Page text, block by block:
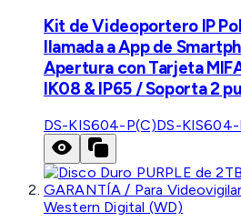
Kit de Videoportero IP
llamada a App de
Apertura con Tarjeta
IK08 & IP65 / Soporta 2
DS-KIS604-P(C)DS-KIS604-
Western Digital (WD)